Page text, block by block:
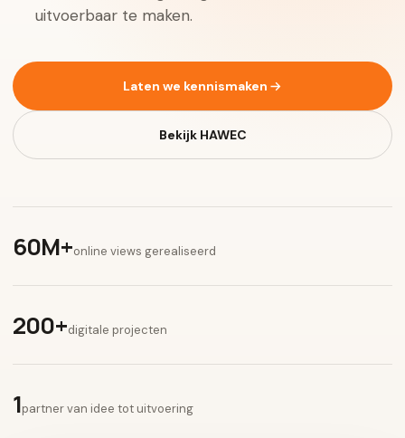
uitvoerbaar te maken.
Laten we kennismaken
Bekijk HAWEC
60M+online views gerealiseerd
200+digitale projecten
1partner van idee tot uitvoering